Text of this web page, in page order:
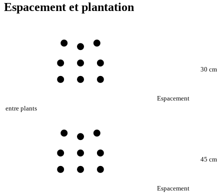
Espacement et plantation
Espacement
entre plants
30 cm
Espacement
45 cm